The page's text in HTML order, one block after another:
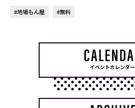
#地場もん屋 #無料
イベントカレンダー